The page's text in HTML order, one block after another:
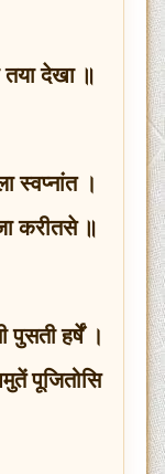
तया देखा ॥
स्वप्नांत ।
करीतसे ॥
हर्षें ।
पूजितोसि